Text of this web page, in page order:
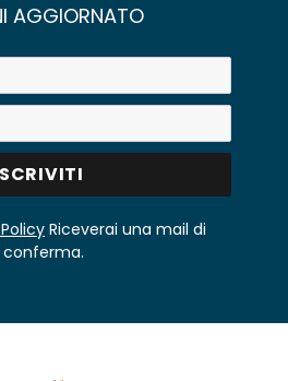
AGGIORNATO
Riceverai una mail di
conferma.